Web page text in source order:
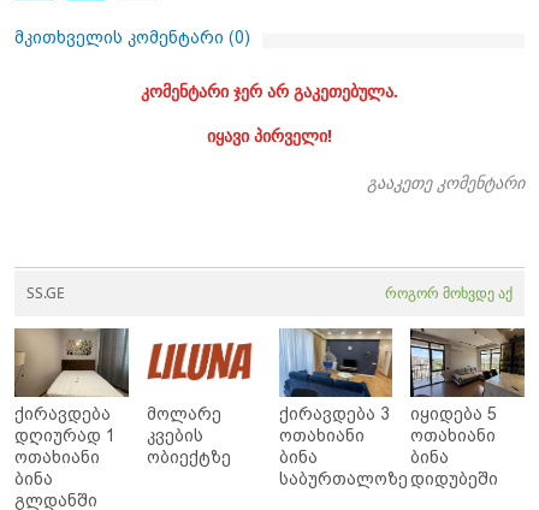
მკითხველის კომენტარი (0)
კომენტარი ჯერ არ გაკეთებულა.
იყავი პირველი!
გააკეთე კომენტარი
SS.GE როგორ მოხვდე აქ
ქირავდება
დღიურად 1
ოთახიანი
ბინა
გლდანში
მოლარე
კვების
ობიექტზე
ქირავდება 3
ოთახიანი
ბინა
საბურთალოზე
იყიდება 5
ოთახიანი
ბინა
დიდუბეში